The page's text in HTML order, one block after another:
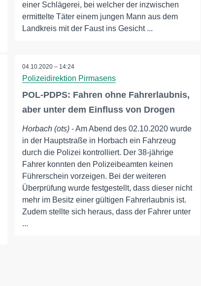
einer Schlägerei, bei welcher der inzwischen
ermittelte Täter einem jungen Mann aus dem
Landkreis mit der Faust ins Gesicht ...
04.10.2020 – 14:24
Polizeidirektion Pirmasens
POL-PDPS: Fahren ohne Fahrerlaubnis,
aber unter dem Einfluss von Drogen
Horbach (ots)- Am Abend des 02.10.2020 wurde
in der Hauptstraße in Horbach ein Fahrzeug
durch die Polizei kontrolliert. Der 38-jährige
Fahrer konnten den Polizeibeamten keinen
Führerschein vorzeigen. Bei der weiteren
Überprüfung wurde festgestellt, dass dieser nicht
mehr im Besitz einer gültigen Fahrerlaubnis ist.
Zudem stellte sich heraus, dass der Fahrer unter
...